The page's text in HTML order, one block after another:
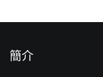
簡介